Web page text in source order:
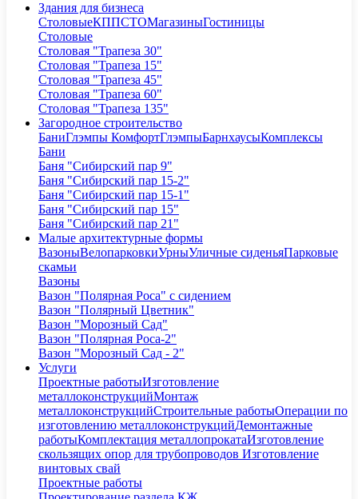
Здания для бизнеса
СтоловыеКППСТОМагазиныГостиницы
Столовые
Столовая "Трапеза 30"
Столовая "Трапеза 15"
Столовая "Трапеза 45"
Столовая "Трапеза 60"
Столовая "Трапеза 135"
Загородное строительство
БаниГлэмпы КомфортГлэмпыБарнхаусыКомплексы
Бани
Баня "Сибирский пар 9"
Баня "Сибирский пар 15-2"
Баня "Сибирский пар 15-1"
Баня "Сибирский пар 15"
Баня "Сибирский пар 21"
Малые архитектурные формы
ВазоныВелопарковкиУрныУличные сиденьяПарковые
скамьи
Вазоны
Вазон "Полярная Роса" с сидением
Вазон "Полярный Цветник"
Вазон "Морозный Сад"
Вазон "Полярная Роса-2"
Вазон "Морозный Сад - 2"
Услуги
Проектные работыИзготовление
металлоконструкцийМонтаж
металлоконструкцийСтроительные работыОперации по
изготовлению металлоконструкцийДемонтажные
работыКомплектация металлопрокатаИзготовление
скользящих опор для трубопроводов Изготовление
винтовых свай
Проектные работы